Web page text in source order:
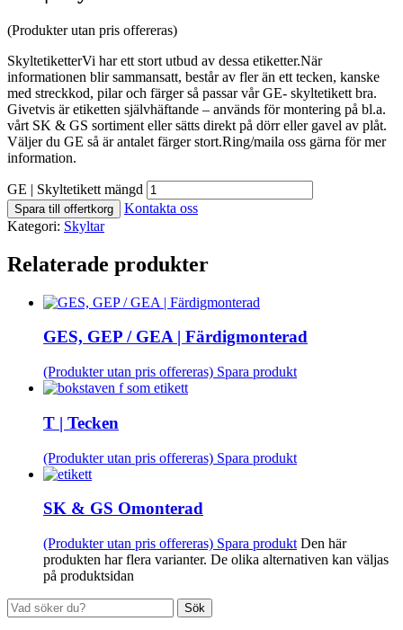
(Produkter utan pris offereras)
SkyltetiketterVi har ett stort utbud av dessa etiketter.När
informationen blir sammansatt, består av fler än ett tecken, kanske
med streckkod, pilar och färger så passar vår GE- skyltetikett bra.
Givetvis är etiketten självhäftande – används för montering på bl.a.
vårt SK & GS sortiment eller sätts direkt på dörr eller gavel av plåt.
Väljer du GE så är antalet färger stort.Ring/maila oss gärna för mer
information.
GE | Skyltetikett mängd
Spara till offertkorg
Kontakta oss
Kategori: Skyltar
Relaterade produkter
GES, GEP / GEA | Färdigmonterad
(Produkter utan pris offereras) Spara produkt
T | Tecken
(Produkter utan pris offereras) Spara produkt
SK & GS Omonterad
(Produkter utan pris offereras) Spara produkt Den här
produkten har flera varianter. De olika alternativen kan väljas
på produktsidan
Sök